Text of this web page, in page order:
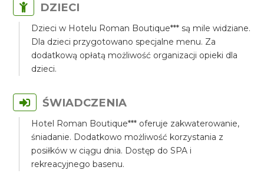
DZIECI
Dzieci w Hotelu Roman Boutique*** są mile widziane.
Dla dzieci przygotowano specjalne menu. Za
dodatkową opłatą możliwość organizacji opieki dla
dzieci.
ŚWIADCZENIA
Hotel Roman Boutique*** oferuje zakwaterowanie,
śniadanie. Dodatkowo możliwość korzystania z
posiłków w ciągu dnia. Dostęp do SPA i
rekreacyjnego basenu.